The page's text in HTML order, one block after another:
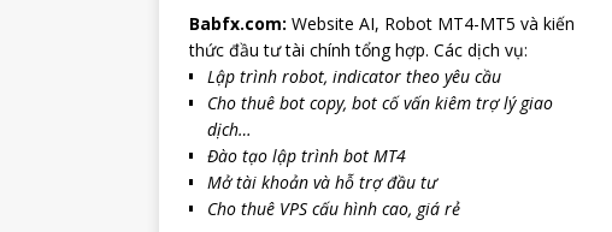
Babfx.com: Website AI, Robot MT4-MT5 và kiến
thức đầu tư tài chính tổng hợp. Các dịch vụ:
Lập trình robot, indicator theo yêu cầu
Cho thuê bot copy, bot cố vấn kiêm trợ lý giao
dịch…
Đào tạo lập trình bot MT4
Mở tài khoản và hỗ trợ đầu tư
Cho thuê VPS cấu hình cao, giá rẻ